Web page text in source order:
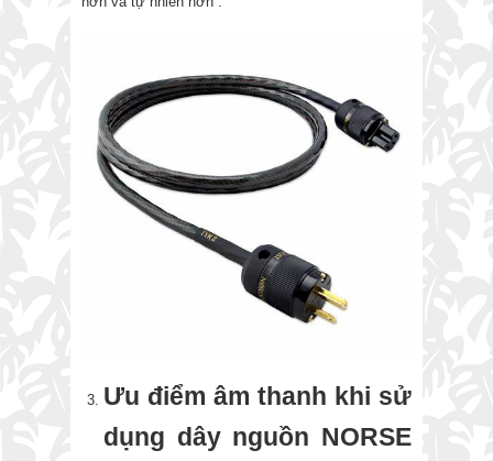
Ưu điểm âm thanh khi sử
dụng dây nguồn NORSE